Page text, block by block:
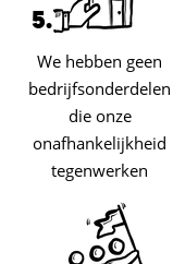
5.
We hebben geen
bedrijfsonderdelen
die onze
onafhankelijkheid
tegenwerken